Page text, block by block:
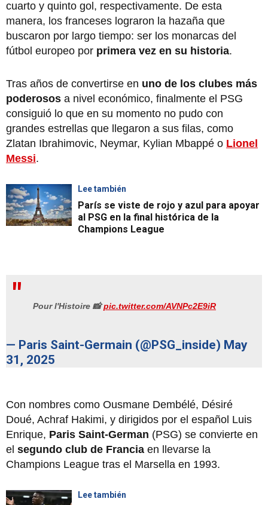
cuarto y quinto gol, respectivamente. De esta
manera, los franceses lograron la hazaña que
buscaron por largo tiempo: ser los monarcas del
fútbol europeo por primera vez en su historia.
Tras años de convertirse en uno de los clubes más
poderosos a nivel económico, finalmente el PSG
consiguió lo que en su momento no pudo con
grandes estrellas que llegaron a sus filas, como
Zlatan Ibrahimovic, Neymar, Kylian Mbappé o Lionel
Messi.
Lee también
París se viste de rojo y azul para apoyar
al PSG en la final histórica de la
Champions League
Pour l'Histoire 📸pic.twitter.com/AVNPc2E9iR
— Paris Saint-Germain (@PSG_inside) May
31, 2025
Con nombres como Ousmane Dembélé, Désiré
Doué, Achraf Hakimi, y dirigidos por el español Luis
Enrique, Paris Saint-German (PSG) se convierte en
el segundo club de Francia en llevarse la
Champions League tras el Marsella en 1993.
Lee también